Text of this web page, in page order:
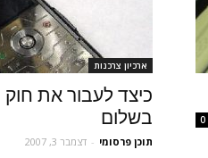
0
ארכיון צרכנות
כיצד לעבור את חוק
בשלום
תוכן פרסומי - דצמבר 3, 2007